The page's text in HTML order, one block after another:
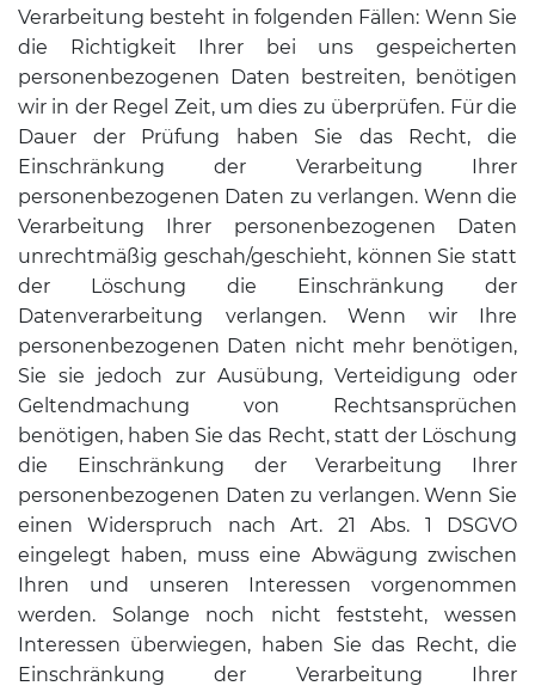
Verarbeitung besteht in folgenden Fällen: Wenn Sie
die Richtigkeit Ihrer bei uns gespeicherten
personenbezogenen Daten bestreiten, benötigen
wir in der Regel Zeit, um dies zu überprüfen. Für die
Dauer der Prüfung haben Sie das Recht, die
Einschränkung der Verarbeitung Ihrer
personenbezogenen Daten zu verlangen. Wenn die
Verarbeitung Ihrer personenbezogenen Daten
unrechtmäßig geschah/geschieht, können Sie statt
der Löschung die Einschränkung der
Datenverarbeitung verlangen. Wenn wir Ihre
personenbezogenen Daten nicht mehr benötigen,
Sie sie jedoch zur Ausübung, Verteidigung oder
Geltendmachung von Rechtsansprüchen
benötigen, haben Sie das Recht, statt der Löschung
die Einschränkung der Verarbeitung Ihrer
personenbezogenen Daten zu verlangen. Wenn Sie
einen Widerspruch nach Art. 21 Abs. 1 DSGVO
eingelegt haben, muss eine Abwägung zwischen
Ihren und unseren Interessen vorgenommen
werden. Solange noch nicht feststeht, wessen
Interessen überwiegen, haben Sie das Recht, die
Einschränkung der Verarbeitung Ihrer